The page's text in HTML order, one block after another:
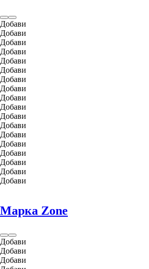
Добави
Добави
Добави
Добави
Добави
Добави
Добави
Добави
Добави
Добави
Добави
Добави
Добави
Добави
Добави
Добави
Добави
Добави
Марка Zone
Добави
Добави
Добави